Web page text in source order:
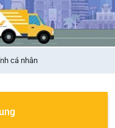
cá nhân